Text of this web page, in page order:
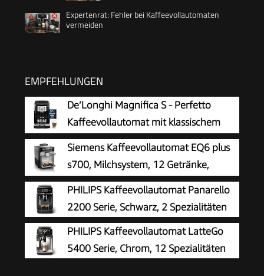
Expertenrat: Fehler bei Kaffeevollautomaten
vermeiden
EMPFEHLUNGEN
De’Longhi Magnifica S - Perfetto
Kaffeevollautomat mit klassischem
Milchaufschäumer, Espresso- und
Cappuccino Kaffeemaschine, Bedienfeld mit
Tasten, Schwarz (ECAM22.110.B)
Siemens Kaffeevollautomat EQ6 plus
s700, Milchsystem, 12 Getränke,
automatische Reinigung des
Milchsystems, Keramikmahlwerk, großes
Touchdisplay, Edelstahl, TE657503DE
PHILIPS Kaffeevollautomat Panarello
2200 Serie, Schwarz, 2 Spezialitäten
PHILIPS Kaffeevollautomat LatteGo
5400 Serie, Chrom, 12 Spezialitäten